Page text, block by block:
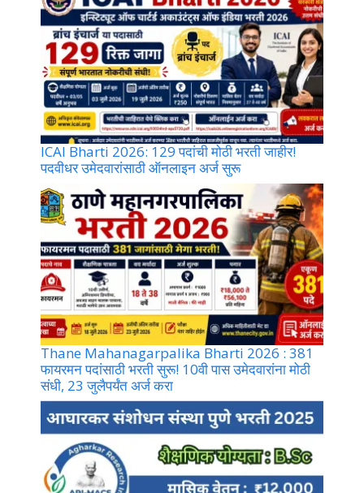
ICAI Bharti 2026: 129 पदांची मोठी भरती जाहीर!
पदवीधर उमेदवारांसाठी ऑनलाइन अर्ज सुरू
Thane Mahanagarpalika Bharti 2026 : 381
फायरमन पदांसाठी भरती सुरू! 10वी पास उमेदवारांना मोठी
संधी, 23 जुलैपर्यंत अर्ज करा